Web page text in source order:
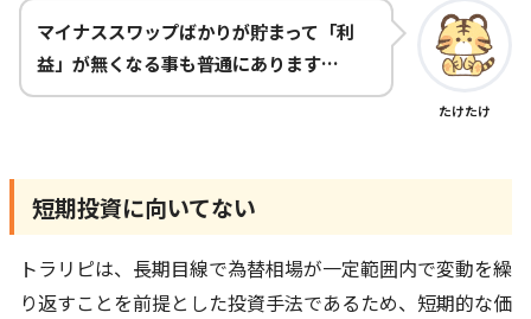
マイナススワップばかりが貯まって「利
益」が無くなる事も普通にあります…
たけたけ
短期投資に向いてない
トラリピは、長期目線で為替相場が一定範囲内で変動を繰
り返すことを前提とした投資手法であるため、短期的な価